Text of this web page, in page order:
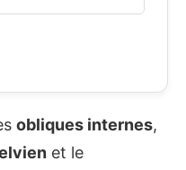
obliques internes,
et le